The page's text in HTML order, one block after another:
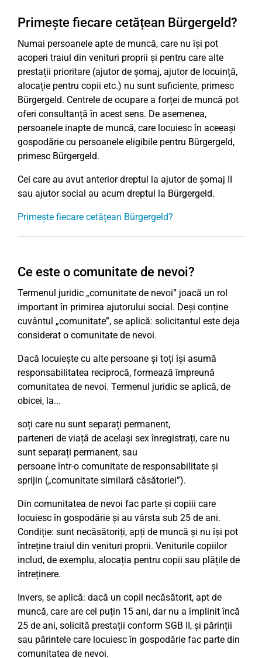
Primește fiecare cetățean Bürgergeld?
Numai persoanele apte de muncă, care nu își pot
acoperi traiul din venituri proprii și pentru care alte
prestații prioritare (ajutor de șomaj, ajutor de locuință,
alocație pentru copii etc.) nu sunt suficiente, primesc
Bürgergeld. Centrele de ocupare a forței de muncă pot
oferi consultanță în acest sens. De asemenea,
persoanele inapte de muncă, care locuiesc în aceeași
gospodărie cu persoanele eligibile pentru Bürgergeld,
primesc Bürgergeld.
Cei care au avut anterior dreptul la ajutor de șomaj II
sau ajutor social au acum dreptul la Bürgergeld.
Primește fiecare cetățean Bürgergeld?
Ce este o comunitate de nevoi?
Termenul juridic „comunitate de nevoi” joacă un rol
important în primirea ajutorului social. Deși conține
cuvântul „comunitate”, se aplică: solicitantul este deja
considerat o comunitate de nevoi.
Dacă locuiește cu alte persoane și toți își asumă
responsabilitatea reciprocă, formează împreună
comunitatea de nevoi. Termenul juridic se aplică, de
obicei, la...
soți care nu sunt separați permanent,
parteneri de viață de același sex înregistrați, care nu
sunt separați permanent, sau
persoane într-o comunitate de responsabilitate și
sprijin („comunitate similară căsătoriei”).
Din comunitatea de nevoi fac parte și copiii care
locuiesc în gospodărie și au vârsta sub 25 de ani.
Condiție: sunt necăsătoriți, apți de muncă și nu își pot
întreține traiul din venituri proprii. Veniturile copiilor
includ, de exemplu, alocația pentru copii sau plățile de
întreținere.
Invers, se aplică: dacă un copil necăsătorit, apt de
muncă, care are cel puțin 15 ani, dar nu a împlinit încă
25 de ani, solicită prestații conform SGB II, și părinții
sau părintele care locuiesc în gospodărie fac parte din
comunitatea de nevoi.